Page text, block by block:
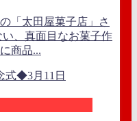
「太田屋菓子店」さ
、真面目なお菓子作
商品...